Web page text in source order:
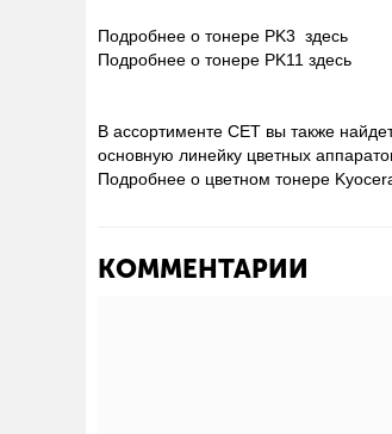
Подробнее о тонере PK3 здесь
Подробнее о тонере PK11здесь
В ассортименте СЕТ вы также
основную линейку цветных
Подробнее о цветном тонере
КОММЕНТАРИИ